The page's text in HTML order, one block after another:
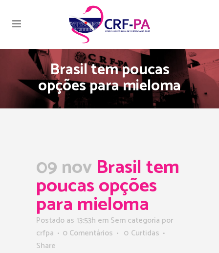
Brasil tem poucas
opções para mieloma
09 nov Brasil tem
poucas opções
para mieloma
Postado as 13:53h em Sem categoria por
crfpa
0 Comentários 0 Curtidas
Share